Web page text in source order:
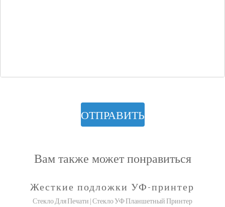
ОТПРАВИТЬ
Вам также может понравиться
Жесткие подложки УФ-принтер
Стекло Для Печати | Стекло УФ Планшетный Принтер